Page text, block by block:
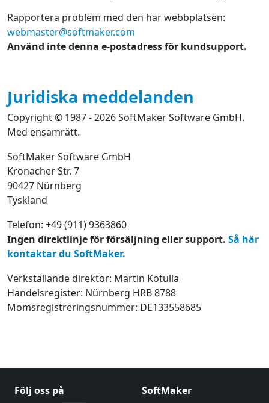
Rapportera problem med den här webbplatsen:
webmaster@softmaker.com
Använd inte denna e-postadress för kundsupport.
Juridiska meddelanden
Copyright © 1987 - 2026 SoftMaker Software GmbH.
Med ensamrätt.
SoftMaker Software GmbH
Kronacher Str. 7
90427 Nürnberg
Tyskland
Telefon: +49 (911) 9363860
Ingen direktlinje för försäljning eller support. Så här
kontaktar du SoftMaker.
Verkställande direktör: Martin Kotulla
Handelsregister: Nürnberg HRB 8788
Momsregistreringsnummer: DE133558685
Följ oss på
SoftMaker